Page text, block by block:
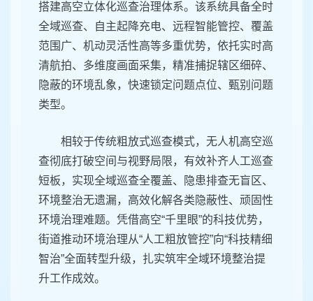
搭建高空立体化巡查治理体系。该系统具备全时
全域巡查、自主起降充电、远程智能管控、覆盖
范围广、机动灵活性高等多重优势，依托实时高
清航拍、多维度画面采集，精准捕捉辖区细碎、
隐蔽的环境乱象，快速锁定问题点位、甄别问题
类型。
相较于传统粗放式巡查模式，无人机高空巡
查彻底打破空间与视野局限，有效补齐人工巡查
短板，实现全域巡查全覆盖、隐患排查无盲区、
环境整治无遗漏，高效化解各类隐蔽性、顽固性
环境治理难题。凭借高空“千里眼”的科技优势，
街道推动环境治理从“人工粗放管控”向“科技精细
智治”全面转型升级，扎实筑牢全域环境整治提
升工作成效。